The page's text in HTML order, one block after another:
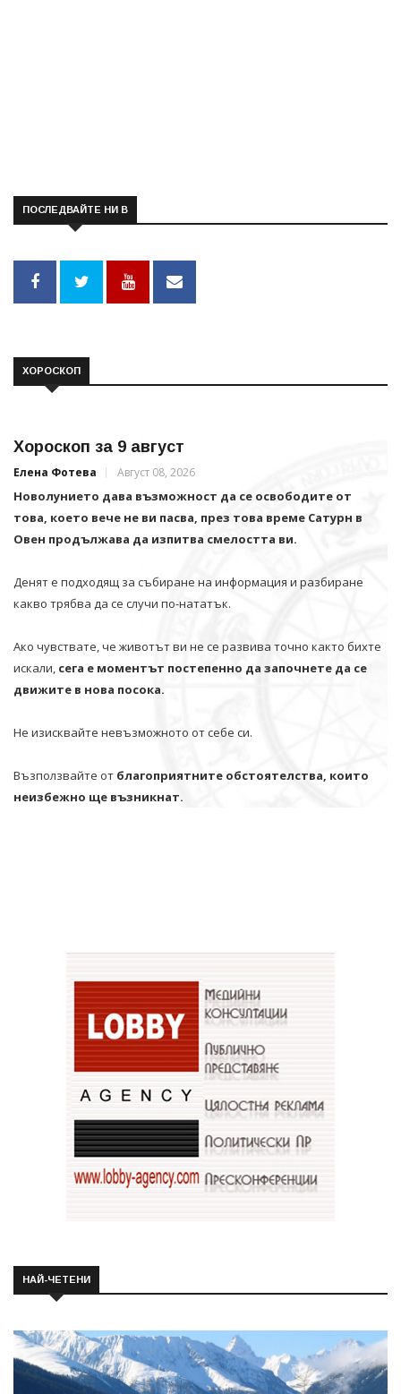
ПОСЛЕДВАЙТЕ НИ В
ХОРОСКОП
Хороскоп за 9 август
Елена Фотева Август 08, 2026
Новолунието дава възможност да се освободите от
това, което вече не ви пасва, през това време Сатурн в
Овен продължава да изпитва смелостта ви.
Денят е подходящ за събиране на информация и разбиране
какво трябва да се случи по-нататък.
Ако чувствате, че животът ви не се развива точно както бихте
искали, сега е моментът постепенно да започнете да се
движите в нова посока.
Не изисквайте невъзможното от себе си.
Възползвайте от благоприятните обстоятелства, които
неизбежно ще възникнат.
НАЙ-ЧЕТЕНИ